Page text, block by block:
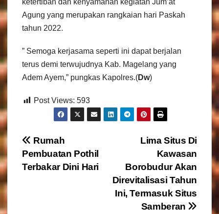
ketertiban dan kenyamanan kegiatan Jum’at
Agung yang merupakan rangkaian hari Paskah
tahun 2022.
” Semoga kerjasama seperti ini dapat berjalan
terus demi terwujudnya Kab. Magelang yang
Adem Ayem,” pungkas Kapolres.(Dw)
Post Views: 593
N
a
Lima Situs Di
Kawasan
Borobudur Akan
Direvitalisasi Tahun
Ini, Termasuk Situs
Samberan
Rumah
Pembuatan Pothil
Terbakar Dini Hari